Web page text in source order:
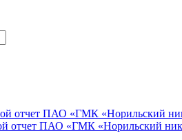
отчет ПАО «ГМК «Норильский
отчет ПАО «ГМК «Норильский